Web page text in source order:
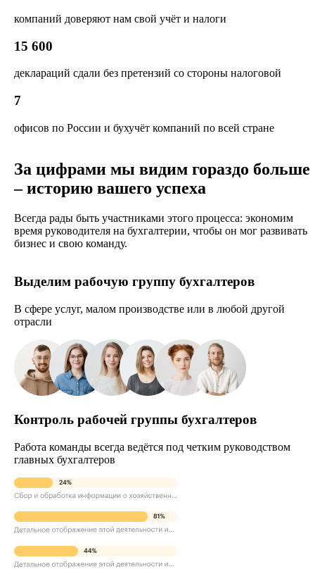
компаний доверяют нам свой учёт и налоги
15 600
деклараций сдали без претензий со стороны налоговой
7
офисов по России и бухучёт компаний по всей стране
За цифрами мы видим гораздо больше
– историю вашего успеха
Всегда рады быть участниками этого процесса: экономим
время руководителя на бухгалтерии, чтобы он мог развивать
бизнес и свою команду.
Выделим рабочую группу бухгалтеров
В сфере услуг, малом производстве или в любой другой
отрасли
Контроль рабочей группы бухгалтеров
Работа команды всегда ведётся под четким руководством
главных бухгалтеров